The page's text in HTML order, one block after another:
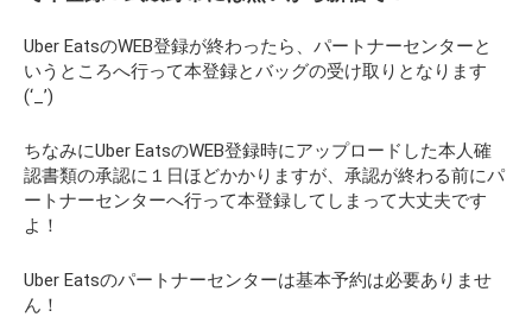
Uber EatsのWEB登録が終わったら、パートナーセンターと
いうところへ行って本登録とバッグの受け取りとなります
(‘_’)
ちなみにUber EatsのWEB登録時にアップロードした本人確
認書類の承認に１日ほどかかりますが、承認が終わる前にパ
ートナーセンターへ行って本登録してしまって大丈夫です
よ！
Uber Eatsのパートナーセンターは基本予約は必要ありませ
ん！